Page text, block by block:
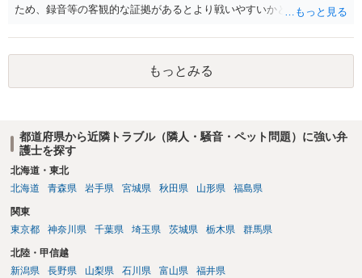
ため、録音等の客観的な証拠があるとより戦いやすいかと思われま
もっとみる
都道府県から近隣トラブル（隣人・騒音・ペット問題）に強い弁
護士を探す
北海道・東北
北海道
青森県 岩手県 宮城県 秋田県 山形県 福島県
関東
東京都
神奈川県 千葉県 埼玉県 茨城県 栃木県 群馬県
北陸・甲信越
新潟県
長野県 山梨県 石川県 富山県 福井県